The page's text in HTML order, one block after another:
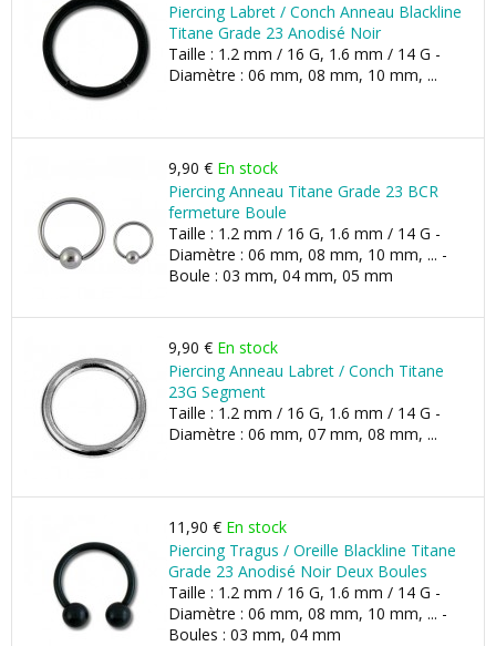
Piercing Labret / Conch Anneau Blackline
Titane Grade 23 Anodisé Noir
Taille : 1.2 mm / 16 G, 1.6 mm / 14 G -
Diamètre : 06 mm, 08 mm, 10 mm, ...
9,90 € En stock
Piercing Anneau Titane Grade 23 BCR
fermeture Boule
Taille : 1.2 mm / 16 G, 1.6 mm / 14 G -
Diamètre : 06 mm, 08 mm, 10 mm, ... -
Boule : 03 mm, 04 mm, 05 mm
9,90 € En stock
Piercing Anneau Labret / Conch Titane
23G Segment
Taille : 1.2 mm / 16 G, 1.6 mm / 14 G -
Diamètre : 06 mm, 07 mm, 08 mm, ...
11,90 € En stock
Piercing Tragus / Oreille Blackline Titane
Grade 23 Anodisé Noir Deux Boules
Taille : 1.2 mm / 16 G, 1.6 mm / 14 G -
Diamètre : 06 mm, 08 mm, 10 mm, ... -
Boules : 03 mm, 04 mm